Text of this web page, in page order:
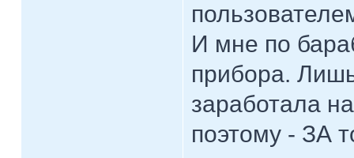
И мне по
прибора.
заработала
поэтому - ЗА